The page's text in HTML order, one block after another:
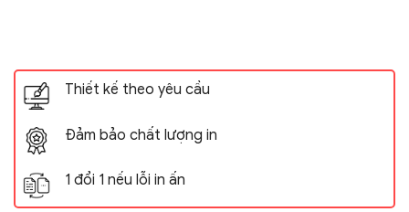
Thiết kế theo yêu cầu
Đảm bảo chất lượng in
1 đổi 1 nếu lỗi in ấn